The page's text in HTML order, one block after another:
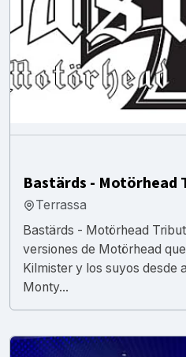
Bastärds - Motörhead
Terrassa
Bastärds - Motörhead
versiones de Motörhead
Kilmister y los suyos desde
Monty...